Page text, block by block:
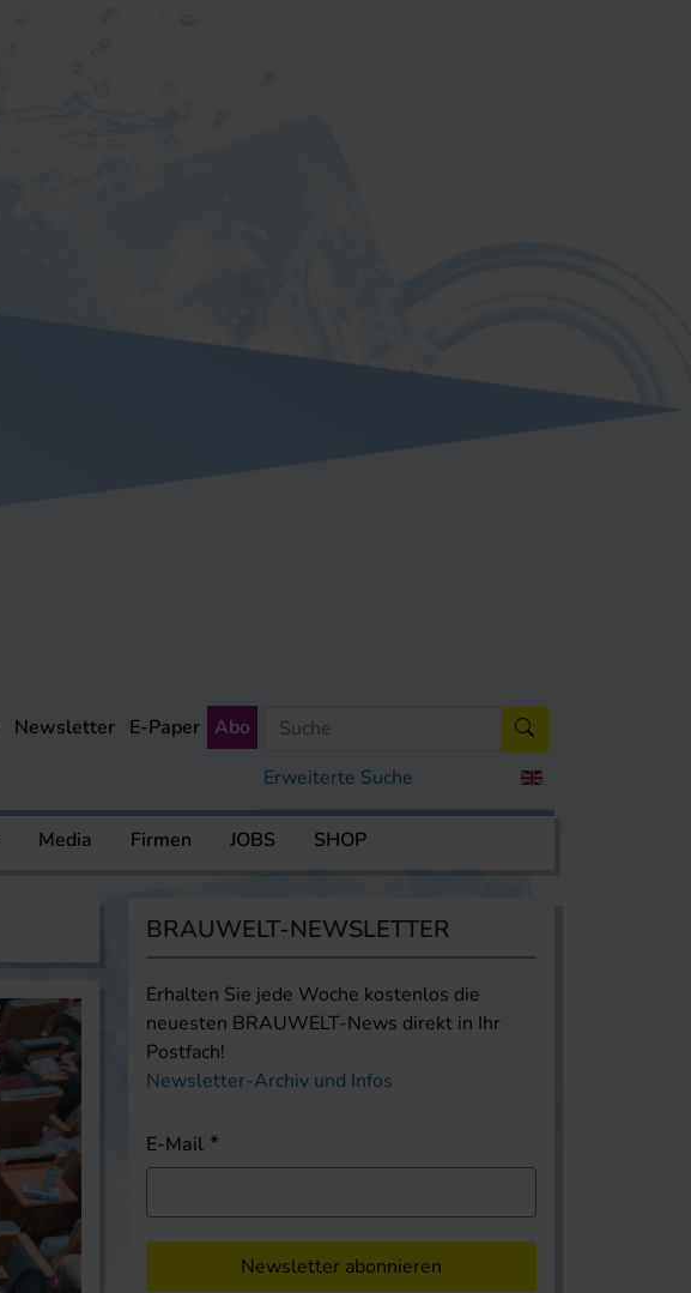
Erweiterte Suche
Newsletter E-Paper Abo
Media Firmen JOBS SHOP
BRAUWELT-NEWSLETTER
Erhalten Sie jede Woche kostenlos die
neuesten BRAUWELT-News direkt in Ihr
Postfach!
Newsletter-Archiv und Infos
E-Mail
Newsletter abonnieren